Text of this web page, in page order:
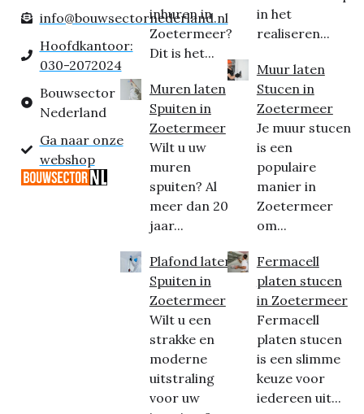
info@bouwsectornederland.nl
Hoofdkantoor:
030-2072024
Bouwsector
Nederland
Ga naar onze
webshop
inhuren in
Zoetermeer?
Dit is het...
Muren laten
Spuiten in
Zoetermeer
Wilt u uw
muren
spuiten? Al
meer dan 20
jaar...
Plafond laten
Spuiten in
Zoetermeer
Wilt u een
strakke en
moderne
uitstraling
voor uw
in het
realiseren...
Muur laten
Stucen in
Zoetermeer
Je muur stucen
is een
populaire
manier in
Zoetermeer
om...
Fermacell
platen stucen
in Zoetermeer
Fermacell
platen stucen
is een slimme
keuze voor
iedereen uit...